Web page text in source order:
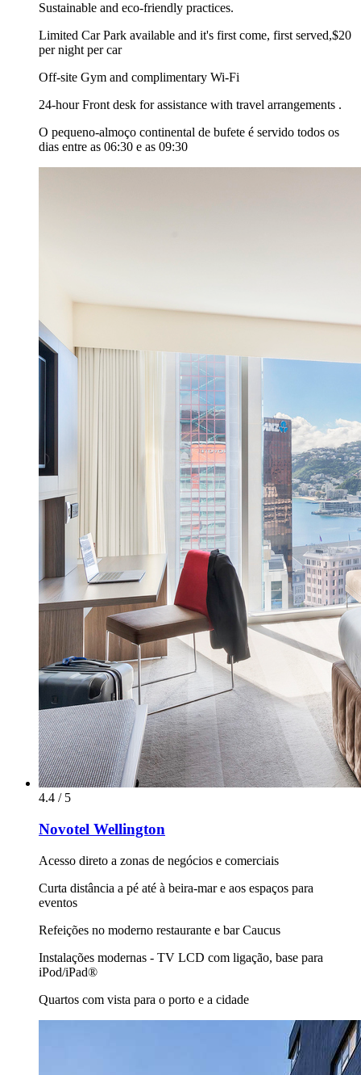
Sustainable and eco-friendly practices.
Limited Car Park available and it's first come, first served,$20
per night per car
Off-site Gym and complimentary Wi-Fi
24-hour Front desk for assistance with travel arrangements .
O pequeno-almoço continental de bufete é servido todos os
dias entre as 06:30 e as 09:30
4.4 / 5
Novotel Wellington
Acesso direto a zonas de negócios e comerciais
Curta distância a pé até à beira-mar e aos espaços para
eventos
Refeições no moderno restaurante e bar Caucus
Instalações modernas - TV LCD com ligação, base para
iPod/iPad®
Quartos com vista para o porto e a cidade